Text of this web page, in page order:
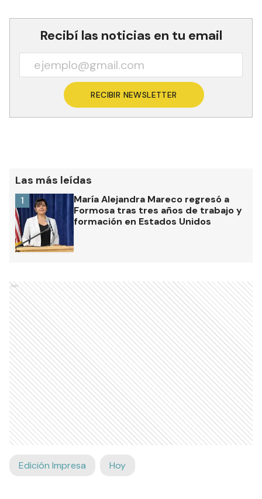
Recibí las noticias en tu email
RECIBIR NEWSLETTER
Las más leídas
María Alejandra Mareco regresó a
Formosa tras tres años de trabajo y
formación en Estados Unidos
1
Ads
Edición Impresa Hoy